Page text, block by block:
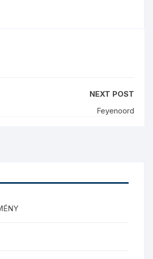
NEXT POST
Feyenoord